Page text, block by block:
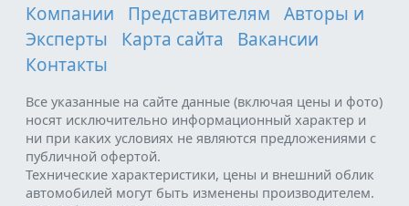
Компании Представителям
Авторы и
Эксперты
Карта сайта
Вакансии
Контакты
Все указанные на сайте данные (включая цены и фото)
носят исключительно информационный характер и
ни при каких условиях не являются предложениями с
публичной офертой.
Технические характеристики, цены и внешний облик
автомобилей могут быть изменены производителем.